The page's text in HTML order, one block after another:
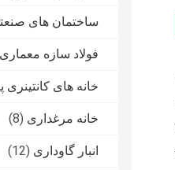
ساختمان های
فولاد سازه معماری
خانه های
خانه مرغداری (8)
انبار گاوداری (12)